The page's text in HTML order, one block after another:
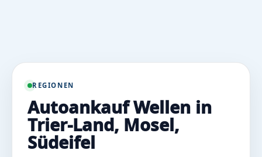
REGIONEN
Autoankauf Wellen in
Trier-Land, Mosel,
Südeifel